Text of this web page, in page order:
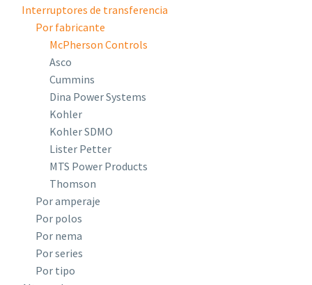
Interruptores de transferencia
Por fabricante
McPherson Controls
Asco
Cummins
Dina Power Systems
Kohler
Kohler SDMO
Lister Petter
MTS Power Products
Thomson
Por amperaje
Por polos
Por nema
Por series
Por tipo